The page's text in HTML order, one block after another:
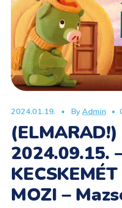
2024.01.19. ByAdmin
(ELMARAD!)
2024.09.15.
MOZI –